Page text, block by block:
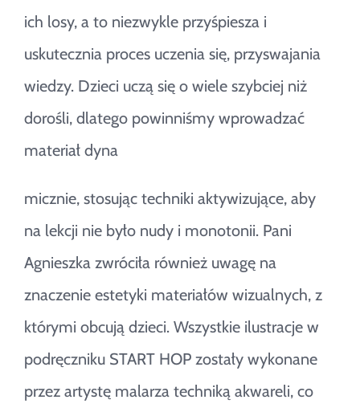
ich losy, a to niezwykle przyśpiesza i
uskutecznia proces uczenia się, przyswajania
wiedzy. Dzieci uczą się o wiele szybciej niż
dorośli, dlatego powinniśmy wprowadzać
materiał dyna
micznie, stosując techniki aktywizujące, aby
na lekcji nie było nudy i monotonii. Pani
Agnieszka zwróciła również uwagę na
znaczenie estetyki materiałów wizualnych, z
którymi obcują dzieci. Wszystkie ilustracje w
podręczniku START HOP zostały wykonane
przez artystę malarza techniką akwareli, co